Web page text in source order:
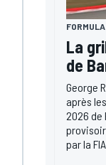
FORMULA
La
de
George
après
2026 de
par la FIA.